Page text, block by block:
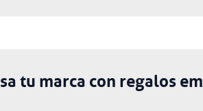
tu marca con regalos